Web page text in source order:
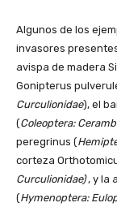
Algunos de los
invasores
avispa de madera
Gonipterus
Curculionidae), el
(Coleoptera:
peregrinus (
corteza
Curculionidae), y la
(Hymenoptera: